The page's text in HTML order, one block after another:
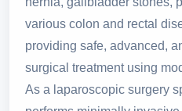
various colon and rectal
providing safe, advanced,
surgical treatment using
As a laparoscopic surgery